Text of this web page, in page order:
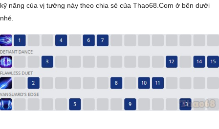
kỹ năng của vị tướng này theo chia sẻ của Thao68.Com ở bên dưới
nhé.